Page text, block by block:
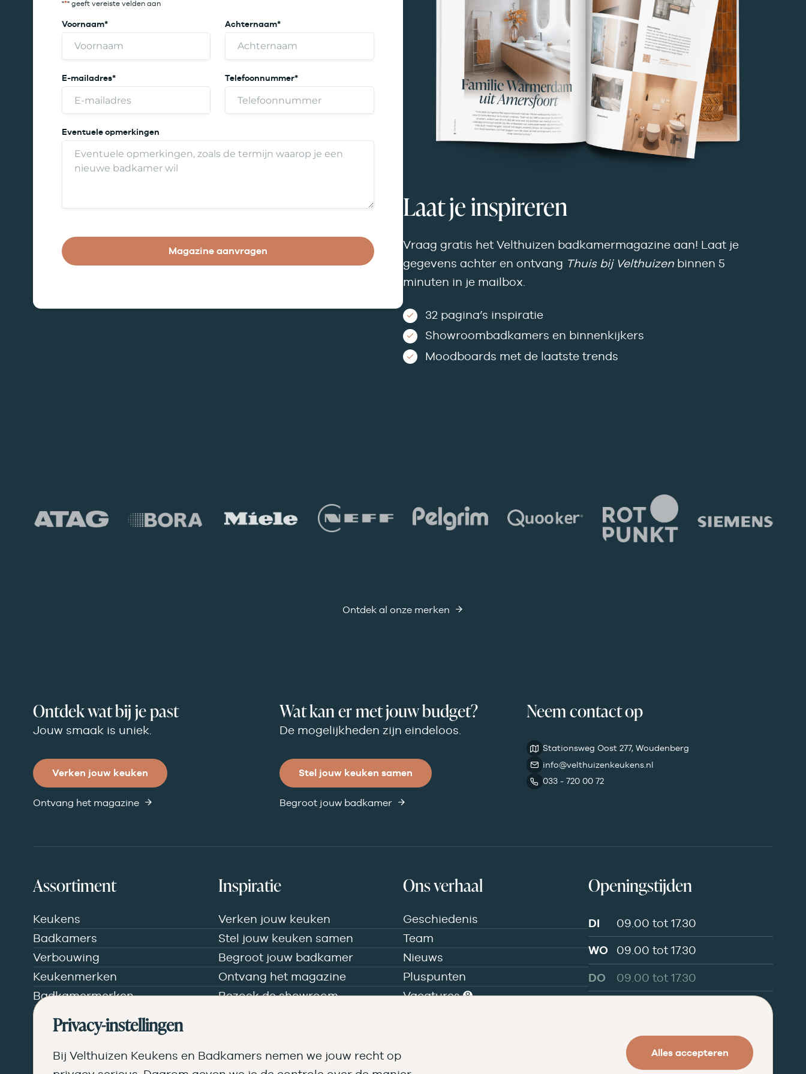
"*" geeft vereiste velden aan
Voornaam* Achternaam*
E-mailadres* Telefoonnummer*
Eventuele opmerkingen
Magazine aanvragen
Laat je inspireren
Vraag gratis het Velthuizen badkamer­magazine aan! Laat je
gegevens achter en ontvang Thuis bij Velthuizen binnen 5
minuten in je mailbox.
32 pagina’s inspiratie
Showroombadkamers en binnenkijkers
Moodboards met de laatste trends
Ontdek al onze merken
Ontdek wat bij je past
Jouw smaak is uniek.
Verken jouw keuken
Ontvang het magazine
Wat kan er met jouw budget?
De mogelijkheden zijn eindeloos.
Stel jouw keuken samen
Begroot jouw badkamer
Neem contact op
Stationsweg Oost 277, Woudenberg
info@velthuizenkeukens.nl
033 - 720 00 72
Assortiment
Keukens
Badkamers
Verbouwing
Keukenmerken
Badkamermerken
Inspiratie
Verken jouw keuken
Stel jouw keuken samen
Begroot jouw badkamer
Ontvang het magazine
Bezoek de showroom
Ons verhaal
Geschiedenis
Team
Nieuws
Pluspunten
Vacatures ➑
Openingstijden
DI 09.00 tot 17.30
WO 09.00 tot 17.30
DO 09.00 tot 17.30
Privacy-instellingen
Bij Velthuizen Keukens en Badkamers nemen we jouw recht op
Alles accepteren